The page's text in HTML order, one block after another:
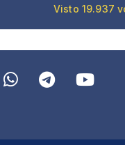
Visto 19.937